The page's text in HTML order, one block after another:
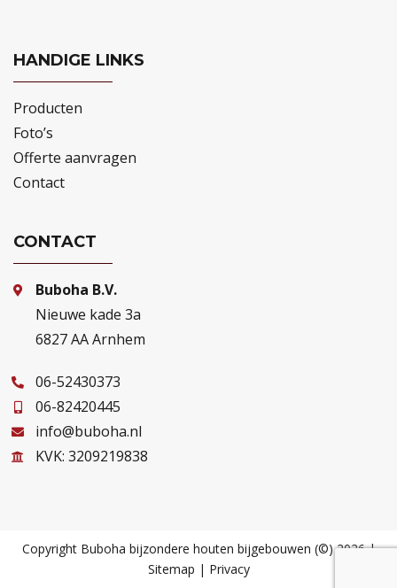
HANDIGE LINKS
Producten
Foto’s
Offerte aanvragen
Contact
CONTACT
Buboha B.V.
Nieuwe kade 3a
6827 AA Arnhem
06-52430373
06-82420445
info@buboha.nl
KVK: 3209219838
Copyright Buboha bijzondere houten bijgebouwen (©) 2026 |
Sitemap | Privacy